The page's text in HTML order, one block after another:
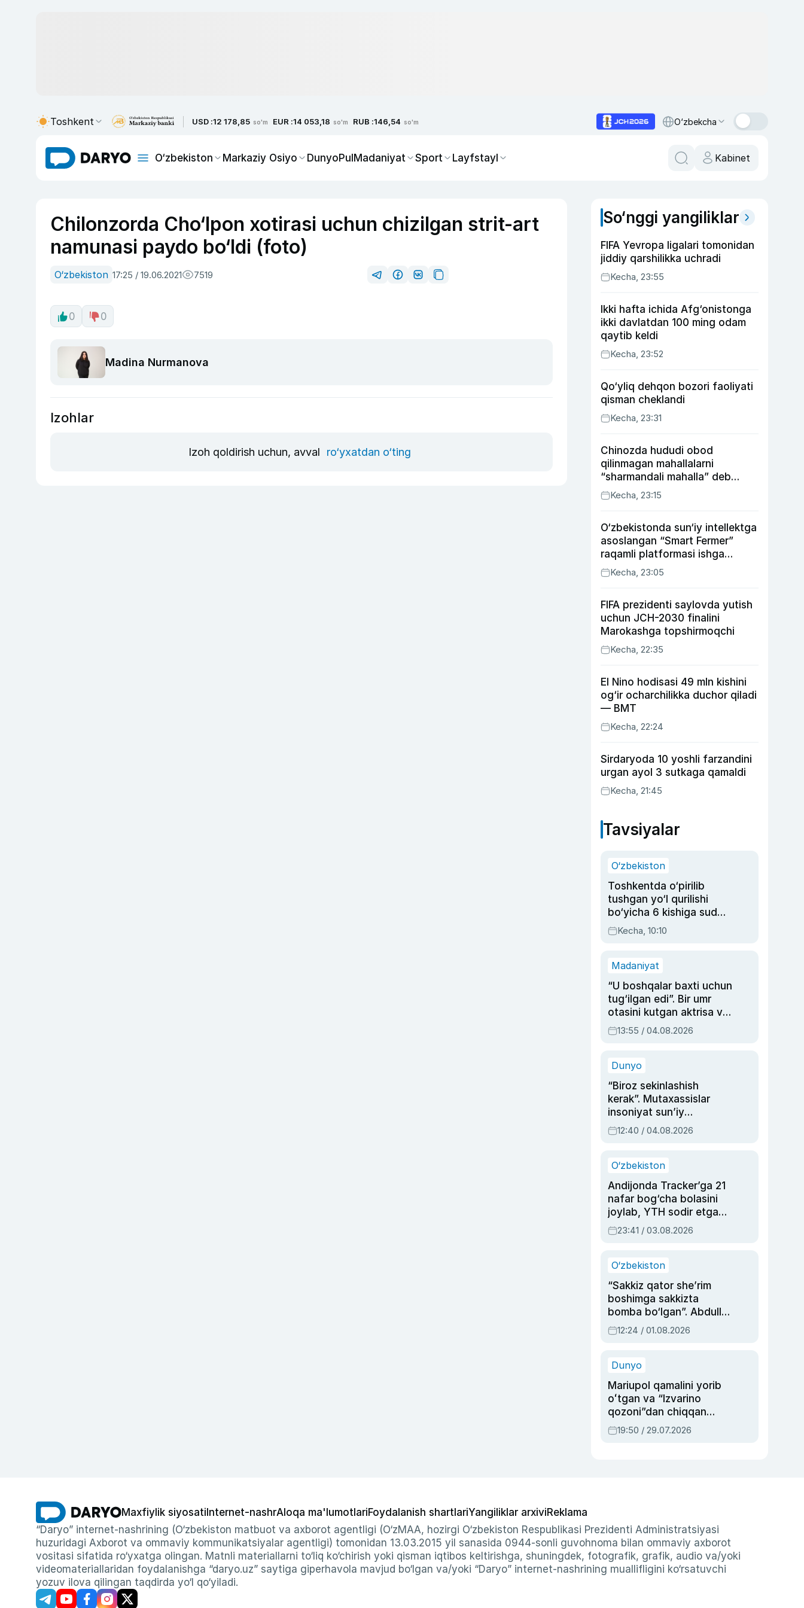
Toshkent USD :12 178,85 so'm EUR :14 053,18 so'm RUB :146,54 so'm O‘zbekcha
O‘zbekiston Markaziy Osiyo DunyoPulMadaniyat Sport Layfstayl Kabinet
Chilonzorda Cho‘lpon xotirasi uchun chizilgan strit-art
namunasi paydo bo‘ldi (foto)
O‘zbekiston 17:25 / 19.06.2021 7519
0 0
Madina Nurmanova
Izohlar
Izoh qoldirish uchun, avval ro‘yxatdan o‘ting
So‘nggi yangiliklar
FIFA Yevropa ligalari tomonidan
jiddiy qarshilikka uchradi
Kecha, 23:55
Ikki hafta ichida Afg‘onistonga
ikki davlatdan 100 ming odam
qaytib keldi
Kecha, 23:52
Qo‘yliq dehqon bozori faoliyati
qisman cheklandi
Kecha, 23:31
Chinozda hududi obod
qilinmagan mahallalarni
“sharmandali mahalla” deb
belgilash boshlandi
Kecha, 23:15
O‘zbekistonda sun‘iy intellektga
asoslangan “Smart Fermer”
raqamli platformasi ishga
tushiriladi
Kecha, 23:05
FIFA prezidenti saylovda yutish
uchun JCH-2030 finalini
Marokashga topshirmoqchi
Kecha, 22:35
El Nino hodisasi 49 mln kishini
og‘ir ocharchilikka duchor qiladi
— BMT
Kecha, 22:24
Sirdaryoda 10 yoshli farzandini
urgan ayol 3 sutkaga qamaldi
Kecha, 21:45
Tavsiyalar
O‘zbekiston
Toshkentda o‘pirilib
tushgan yo‘l qurilishi
bo‘yicha 6 kishiga sud
hukmi o‘qildi
Kecha, 10:10
Madaniyat
“U boshqalar baxti uchun
tug‘ilgan edi”. Bir umr
otasini kutgan aktrisa va
dublyaj ustasi Rimma
Ahmedovaning
13:55 / 04.08.2026
Dunyo
“Biroz sekinlashish
kerak”. Mutaxassislar
insoniyat sun’iy
intellektni boshqara
olmay qolishidan xavotir
12:40 / 04.08.2026
O‘zbekiston
Andijonda Tracker’ga 21
nafar bog‘cha bolasini
joylab, YTH sodir etgan
ayolga sud hukmi o‘qildi
23:41 / 03.08.2026
O‘zbekiston
“Sakkiz qator she’rim
boshimga sakkizta
bomba bo‘lgan”. Abdulla
Oripovni siyosiy
ayblovlardan asrab
12:24 / 01.08.2026
Dunyo
Mariupol qamalini yorib
oʻtgan va “Izvarino
qozoni”dan chiqqan
qahramon — Ukraina
armiyasi bosh
19:50 / 29.07.2026
Maxfiylik siyosati Internet-nashrAloqa ma'lumotlariFoydalanish shartlariYangiliklar arxiviReklama
“Daryo” internet-nashrining (O‘zbekiston matbuot va axborot agentligi (O‘zMAA, hozirgi O‘zbekiston Respublikasi Prezidenti Administratsiyasi
huzuridagi Axborot va ommaviy kommunikatsiyalar agentligi) tomonidan 13.03.2015 yil sanasida 0944-sonli guvohnoma bilan ommaviy axborot
vositasi sifatida ro‘yxatga olingan. Matnli materiallarni to‘liq ko‘chirish yoki qisman iqtibos keltirishga, shuningdek, fotografik, grafik, audio va/yoki
videomateriallaridan foydalanishga “daryo.uz” saytiga giperhavola mavjud bo‘lgan va/yoki “Daryo” internet-nashrining muallifligini ko‘rsatuvchi
yozuv ilova qilingan taqdirda yo‘l qo‘yiladi.